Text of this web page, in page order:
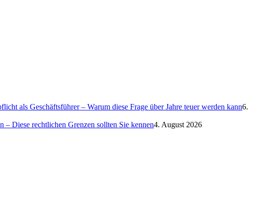
als Geschäftsführer – Warum diese Frage über Jahre teuer werden kann6.
– Diese rechtlichen Grenzen sollten Sie kennen4. August 2026